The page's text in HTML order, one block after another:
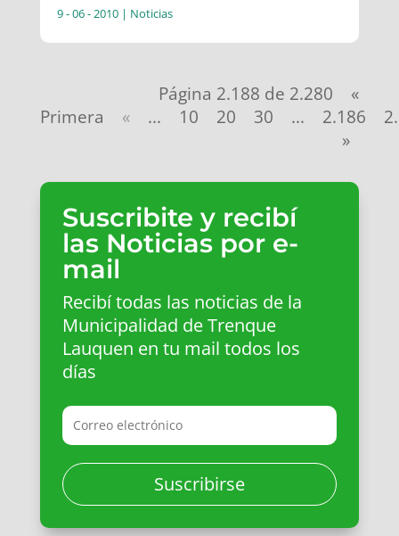
9 - 06 - 2010| Noticias
Página 2.188 de 2.280
«
Primera
« ... 10 20 30 ... 2.186
»
Suscribite y recibí
las Noticias por e-
mail
Recibí todas las noticias de la
Municipalidad de Trenque
Lauquen en tu mail todos los
días
Suscribirse